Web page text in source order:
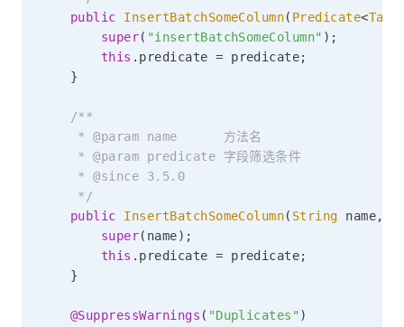
public
InsertBatchSomeColumn( Predicate<
super( "insertBatchSomeColumn" ) ;
this . predicate = predicate;
}
/**
     * @param name      方法名
     * @param predicate 字段筛选条件
     * @since 3.5.0
     */
public
InsertBatchSomeColumn( String name,
super( name) ;
this . predicate = predicate;
}
@SuppressWarnings ( "Duplicates" )